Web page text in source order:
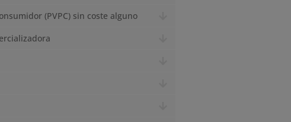
(PVPC) sin coste alguno